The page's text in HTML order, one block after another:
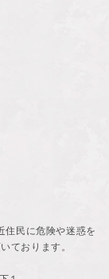
住民に危険や迷惑を
ております。